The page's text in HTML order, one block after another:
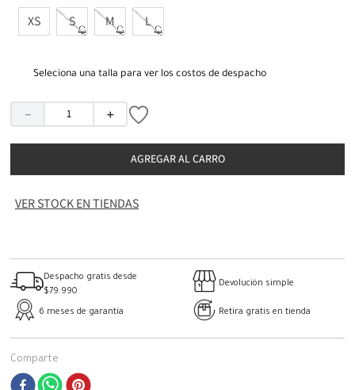
XS S M L
Seleciona una talla para ver los costos de despacho
＋
－
AGREGAR AL CARRO
VER STOCK EN TIENDAS
Despacho gratis desde
$79.990
Devolución simple
6 meses de garantía Retira gratis en tienda
Comparte